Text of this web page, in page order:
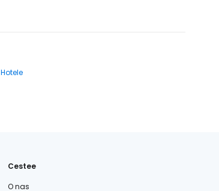
Hotele
Cestee
O nas